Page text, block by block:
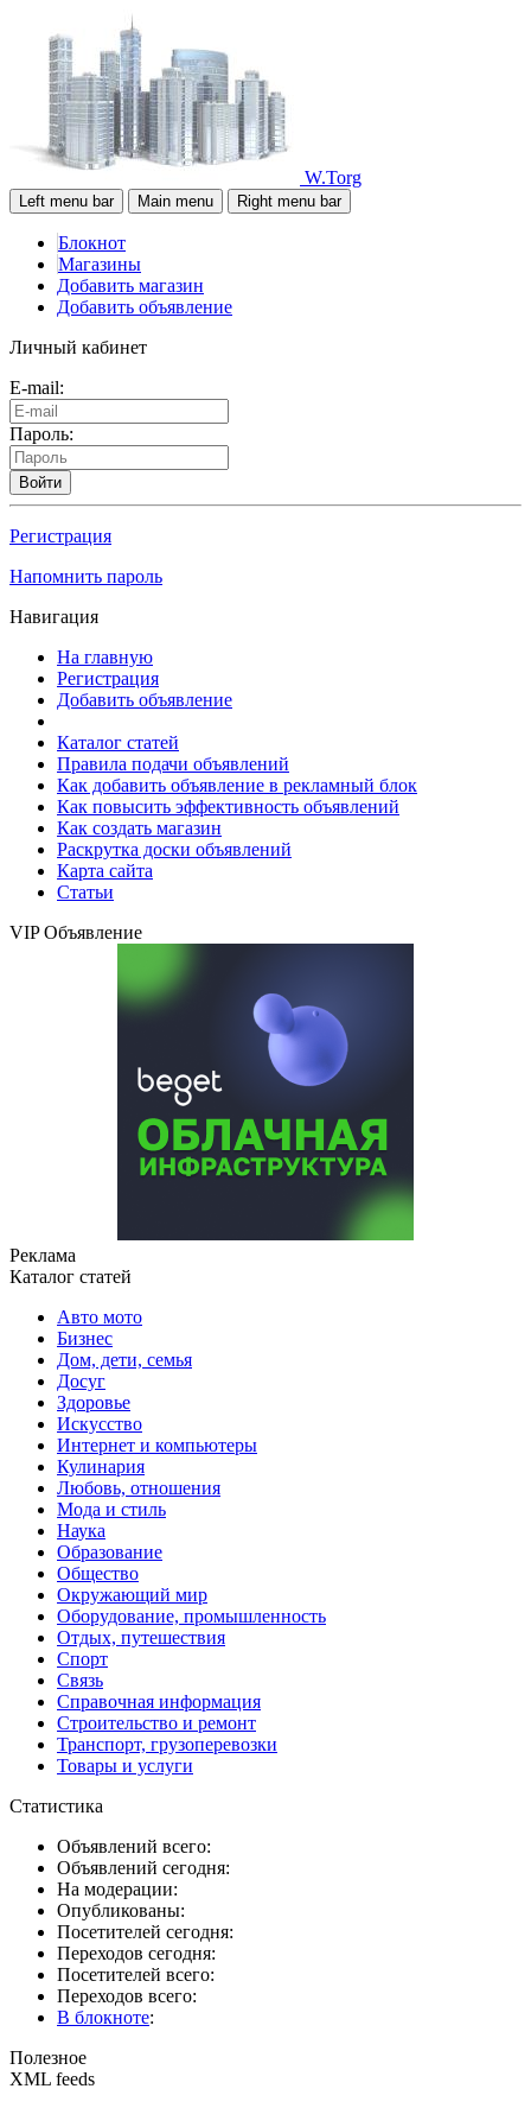
W.Torg
Left menu bar Main menu Right menu bar
Блокнот
Магазины
Добавить магазин
Добавить объявление
Личный кабинет
E-mail:
Пароль:
Войти
Регистрация
Напомнить пароль
Навигация
На главную
Регистрация
Добавить объявление
Каталог статей
Правила подачи объявлений
Как добавить объявление в рекламный блок
Как повысить эффективность объявлений
Как создать магазин
Раскрутка доски объявлений
Карта сайта
Статьи
VIP Объявление
Реклама
Каталог статей
Авто мото
Бизнес
Дом, дети, семья
Досуг
Здоровье
Искусство
Интернет и компьютеры
Кулинария
Любовь, отношения
Мода и стиль
Наука
Образование
Общество
Окружающий мир
Оборудование, промышленность
Отдых, путешествия
Спорт
Связь
Справочная информация
Строительство и ремонт
Транспорт, грузоперевозки
Товары и услуги
Статистика
Объявлений всего:
Объявлений сегодня:
На модерации:
Опубликованы:
Посетителей сегодня:
Переходов сегодня:
Посетителей всего:
Переходов всего:
В блокноте:
Полезное
XML feeds